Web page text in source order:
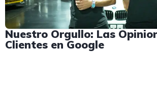
Nuestro Orgullo: Las
Clientes en Google